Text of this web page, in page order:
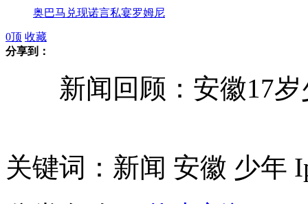
奥巴马兑现诺言私宴罗姆尼
渣土车压扁轿车 两银行行长遇难
小学生扇老师耳光 老师称不怪孩子
0顶 收藏
分享到：
新闻回顾：安徽17岁
关键词：新闻 安徽 少年